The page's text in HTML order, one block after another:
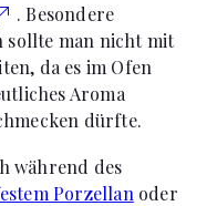
. Besondere
sollte man nicht mit
da es im Ofen
Aroma
dürfte.
während des
Porzellan oder